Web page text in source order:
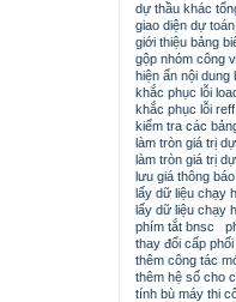
dự thầu khác
giao diện dự
giới thiệu bảng
gộp nhóm công
hiện ẩn nội dung
khắc phục lỗi
khắc phục lỗi
kiểm tra các
làm tròn giá trị
làm tròn giá trị
lưu giá thông
lấy dữ liệu chạy
lấy dữ liệu chạy
phím tắt bnsc
thay đổi cấp
thêm công tác
thêm hệ số cho
tính bù máy thi